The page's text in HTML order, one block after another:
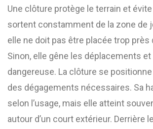
Une clôture protège le terrain et
sortent constamment de la zone de
elle ne doit pas être placée trop près
Sinon, elle gêne les déplacements
dangereuse. La clôture se
des dégagements nécessaires. Sa
selon l’usage, mais elle atteint
autour d’un court extérieur. Derrière